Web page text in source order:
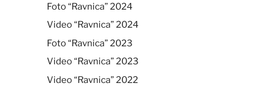
Foto “Ravnica” 2024
Video “Ravnica” 2024
Foto “Ravnica” 2023
Video “Ravnica” 2023
Video “Ravnica” 2022